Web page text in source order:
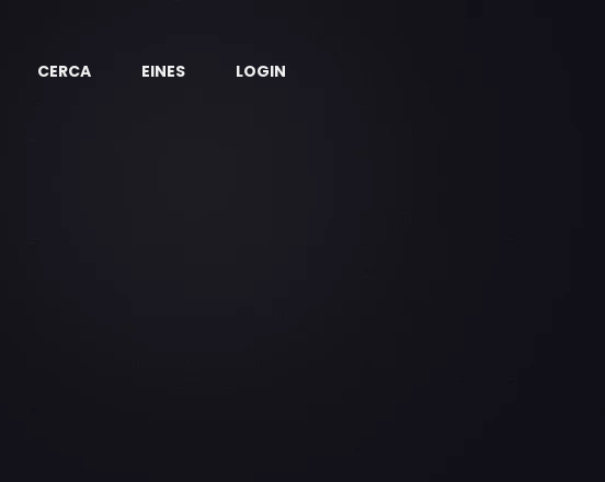
CERCA EINES LOGIN